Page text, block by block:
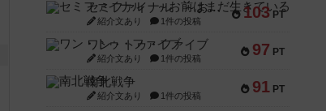
103 PT
セミファイナル ～お前はまだ生きている～
紹介文あり 1件の投稿
97 PT
ワン・トゥ・ファイブ
紹介文あり 1件の投稿
91 PT
南北戦争
紹介文あり 1件の投稿